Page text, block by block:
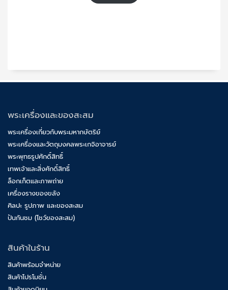
พระเครื่องและของสะสม
พระเครื่องเกี่ยวกับพระมหากษัตริย์
พระเครื่องและวัตถุมงคลพระเกจิอาจารย์
พระพุทธรูปศักดิ์สิทธิ์
เทพเจ้าและสิ่งศักดิ์สิทธิ์
ล็อกเก็ตและภาพถ่าย
เครื่องรางของขลัง
ศิลปะ รูปภาพ และของสะสม
ปันกันชม (โชว์ของสะสม)
สินค้าในร้าน
สินค้าพร้อมจำหน่าย
สินค้าโปรโมชั่น